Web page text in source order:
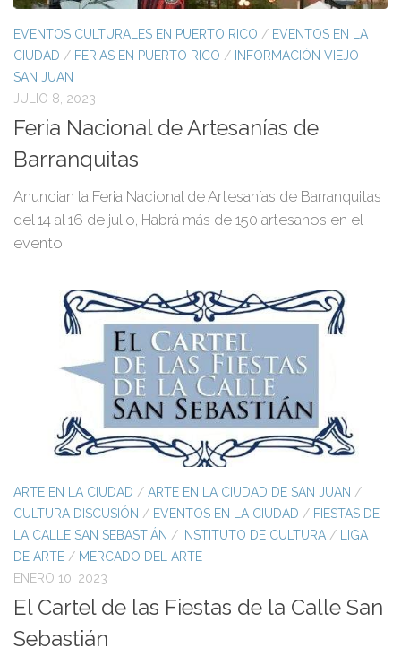
EVENTOS CULTURALES EN PUERTO RICO / EVENTOS EN LA
CIUDAD / FERIAS EN PUERTO RICO / INFORMACIÓN VIEJO
SAN JUAN
JULIO 8, 2023
Feria Nacional de Artesanías de
Barranquitas
Anuncian la Feria Nacional de Artesanías de Barranquitas
del 14 al 16 de julio, Habrá más de 150 artesanos en el
evento.
ARTE EN LA CIUDAD / ARTE EN LA CIUDAD DE SAN JUAN /
CULTURA DISCUSIÓN / EVENTOS EN LA CIUDAD / FIESTAS DE
LA CALLE SAN SEBASTIÁN / INSTITUTO DE CULTURA /
LIGA
DE ARTE / MERCADO DEL ARTE
ENERO 10, 2023
El Cartel de las Fiestas de la Calle San
Sebastián